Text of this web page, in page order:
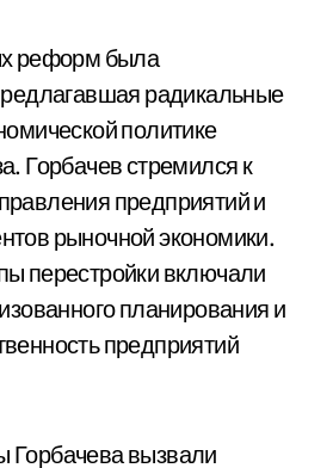
реформ была
радикальные
политике
Горбачев стремился к
предприятий и
рыночной экономики.
перестройки включали
планирования и
предприятий
вызвали